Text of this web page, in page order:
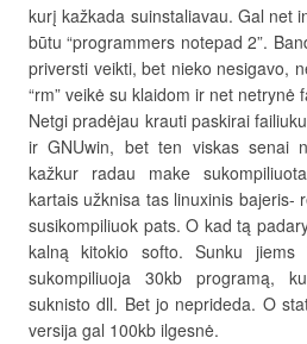
kurį kažkada suinstaliavau. Gal net
būtu “programmers notepad 2”.
priversti veikti, bet nieko nesigavo,
“rm” veikė su klaidom ir net netrynė
Netgi pradėjau krauti paskirai
ir GNUwin, bet ten viskas senai
kažkur radau make
kartais užknisa tas linuxinis bajeris-
susikompiliuok pats. O kad tą
kalną kitokio softo. Sunku
sukompiliuoja 30kb programą,
suknisto dll. Bet jo neprideda. O
versija gal 100kb ilgesnė.